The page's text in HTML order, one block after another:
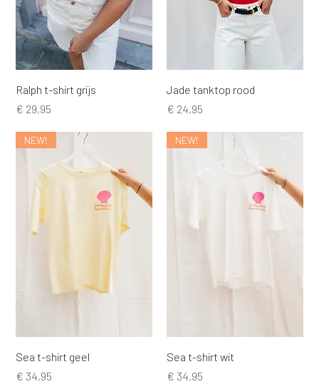
Ralph t-shirt grijs
Prijs
€ 29,95
Jade tanktop rood
Prijs
€ 24,95
NEW!
Sea t-shirt geel
Prijs
€ 34,95
NEW!
Sea t-shirt wit
Prijs
€ 34,95